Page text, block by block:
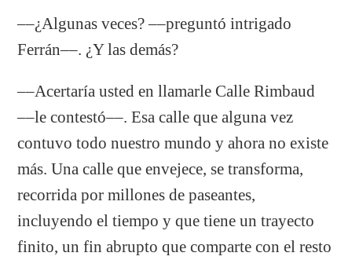
––¿Algunas veces? ­––preguntó intrigado
Ferrán––. ¿Y las demás?
––Acertaría usted en llamarle Calle Rimbaud
­––le contestó––. Esa calle que alguna vez
contuvo todo nuestro mundo y ahora no existe
más. Una calle que envejece, se transforma,
recorrida por millones de paseantes,
incluyendo el tiempo y que tiene un trayecto
finito, un fin abrupto que comparte con el resto